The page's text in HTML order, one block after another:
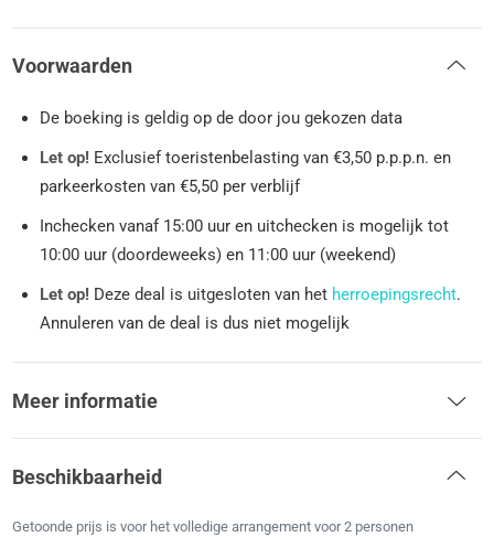
Voorwaarden
De boeking is geldig op de door jou gekozen data
Let op! Exclusief toeristenbelasting van €3,50 p.p.p.n. en
parkeerkosten van €5,50 per verblijf
Inchecken vanaf 15:00 uur en uitchecken is mogelijk tot
10:00 uur (doordeweeks) en 11:00 uur (weekend)
Let op! Deze deal is uitgesloten van het herroepingsrecht.
Annuleren van de deal is dus niet mogelijk
Meer informatie
Beschikbaarheid
Getoonde prijs is voor het volledige arrangement voor 2 personen